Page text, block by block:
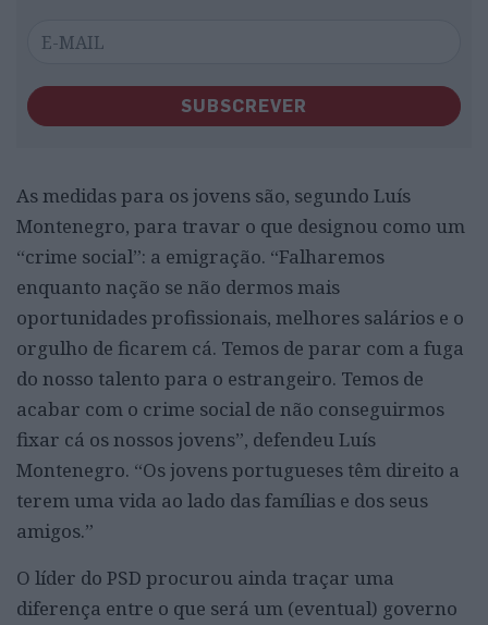
SUBSCREVER
As medidas para os jovens são, segundo Luís
Montenegro, para travar o que designou como um
“crime social”: a emigração. “Falharemos
enquanto nação se não dermos mais
oportunidades profissionais, melhores salários e o
orgulho de ficarem cá. Temos de parar com a fuga
do nosso talento para o estrangeiro. Temos de
acabar com o crime social de não conseguirmos
fixar cá os nossos jovens”, defendeu Luís
Montenegro. “Os jovens portugueses têm direito a
terem uma vida ao lado das famílias e dos seus
amigos.”
O líder do PSD procurou ainda traçar uma
diferença entre o que será um (eventual) governo